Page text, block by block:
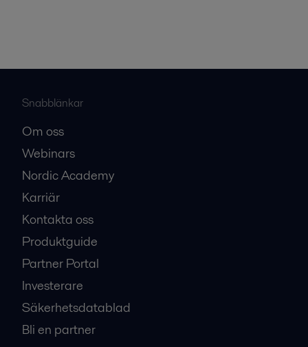
Snabblänkar
Om oss
Webinars
Nordic Academy
Karriär
Kontakta oss
Produktguide
Partner Portal
Investerare
Säkerhetsdatablad
Bli en partner